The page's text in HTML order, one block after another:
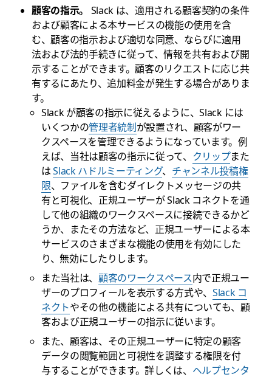
顧客の指示。
Slack は、適用される顧客契約の条件
および顧客による本サービスの機能の使用を含
む、顧客の指示および適切な同意、ならびに適用
法および法的手続きに従って、情報を共有および開
示することができます。顧客のリクエストに応じ共
有するにあたり、追加料金が発生する場合がありま
す。
Slack が顧客の指示に従えるように、Slack には
いくつかの管理者統制が設置され、顧客がワー
クスペースを管理できるようになっています。例
えば、当社は顧客の指示に従って、 クリップまた
はSlack ハドルミーティング、 チャンネル投稿権
限、ファイルを含むダイレクトメッセージの共
有と可視化、正規ユーザーが Slack コネクトを通
して他の組織のワークスペースに接続できるかど
うか、またその方法など、正規ユーザーによる本
サービスのさまざまな機能の使用を有効にした
り、無効にしたりします。
また当社は、 顧客のワークスペース内で正規ユー
ザーのプロフィールを表示する方式や、Slack コ
ネクトやその他の機能による共有についても、顧
客および正規ユーザーの指示に従います。
また、顧客は、その正規ユーザーに特定の顧客
データの閲覧範囲と可視性を調整する権限を付
与することができます。詳しくは、 ヘルプセンタ